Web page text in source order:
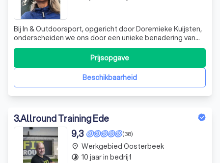
Bij In & Outdoorsport, opgericht door Doremieke Kuijsten,
onderscheiden we ons door een unieke benadering van
sport en welzijn. Van yoga en Pilates tot trailrunning en
gym. Sinds 2005 bieden we een breed scala aan
activiteiten die zowel lichaam als geest versterken. Onze
focus ligt op het gebruik vaBeschikbaarheid
Prijsopgave
3.Allround Training Ede
(38)
9,3
place Werkgebied Oosterbeek
timelapse 10 jaar in bedrijf